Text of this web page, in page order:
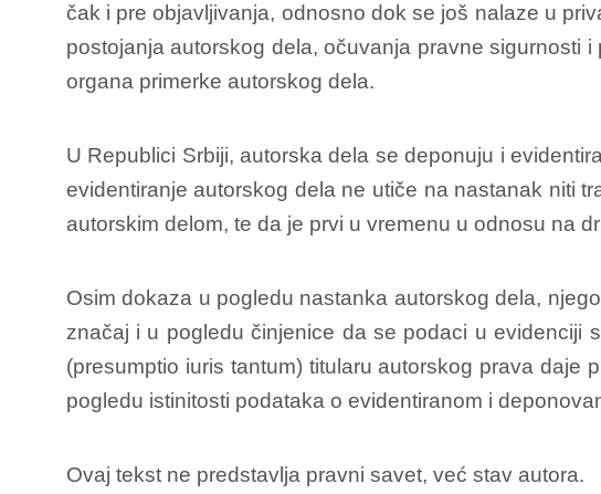
čak i pre objavljivanja, odnosno dok se još nalaze u
postojanja autorskog dela, očuvanja pravne sigurnosti
organa primerke autorskog dela.
U Republici Srbiji, autorska dela se deponuju i
evidentiranje autorskog dela ne utiče na nastanak niti
autorskim delom, te da je prvi u vremenu u odnosu na
Osim dokaza u pogledu nastanka autorskog dela,
značaj i u pogledu činjenice da se podaci u evidenciji
(presumptio iuris tantum) titularu autorskog prava
pogledu istinitosti podataka o evidentiranom i
Ovaj tekst ne predstavlja pravni savet, već stav autora.